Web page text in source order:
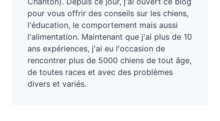
pour vous offrir des conseils sur les chiens,
l'éducation, le comportement mais aussi
l'alimentation. Maintenant que j'ai plus de 10
ans expériences, j'ai eu l'occasion de
rencontrer plus de 5000 chiens de tout âge,
de toutes races et avec des problèmes
divers et variés.